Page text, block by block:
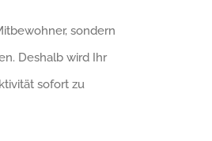
sondern
Deshalb wird Ihr
sofort zu